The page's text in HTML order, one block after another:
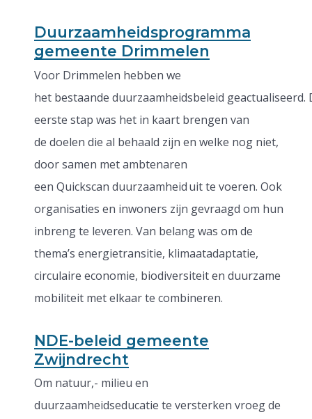
Duurzaamheidsprogramma
gemeente Drimmelen
Voor Drimmelen hebben we
het bestaande duurzaamheidsbeleid geactualiseerd.
eerste stap was het in kaart brengen van
de doelen die al behaald zijn en welke nog niet,
door samen met ambtenaren
een Quickscan duurzaamheid uit te voeren. Ook
organisaties en inwoners zijn gevraagd om hun
inbreng te leveren. Van belang was om de
thema’s energietransitie, klimaatadaptatie,
circulaire economie, biodiversiteit en duurzame
mobiliteit met elkaar te combineren.
NDE-beleid gemeente
Zwijndrecht
Om natuur,- milieu en
duurzaamheidseducatie te versterken vroeg de